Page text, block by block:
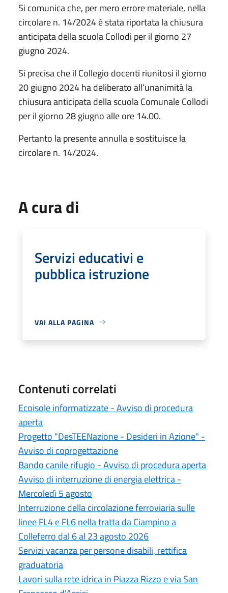
Si comunica che, per mero errore materiale, nella
circolare n. 14/2024 è stata riportata la chiusura
anticipata della scuola Collodi per il giorno 27
giugno 2024.
Si precisa che il Collegio docenti riunitosi il giorno
20 giugno 2024 ha deliberato all’unanimità la
chiusura anticipata della scuola Comunale Collodi
per il giorno 28 giugno alle ore 14.00.
Pertanto la presente annulla e sostituisce la
circolare n. 14/2024.
A cura di
Servizi educativi e
pubblica istruzione
VAI ALLA PAGINA
Contenuti correlati
Ecoisole informatizzate - Avviso di procedura
aperta
Progetto "DesTEENazione - Desideri in Azione" -
Avviso di coprogettazione
Bando canile rifugio - Avviso di procedura aperta
Avviso di interruzione di energia elettrica -
Mercoledì 5 agosto
Interruzione della circolazione ferroviaria sulle
linee FL4 e FL6 nella tratta da Ciampino a
Colleferro dal 6 al 23 agosto 2026
Servizi vacanza per persone disabili, rettifica
graduatoria
Lavori sulla rete idrica in Piazza Rizzo e via San